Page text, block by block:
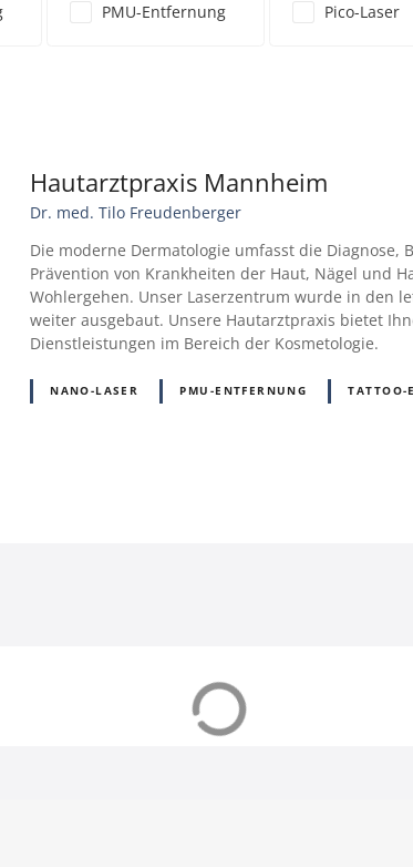
PMU-Entfernung Pico-Laser
Hautarztpraxis Mannheim
Dr. med. Tilo Freudenberger
Die moderne Dermatologie umfasst die Diagnose,
Prävention von Krankheiten der Haut, Nägel und
Wohlergehen. Unser Laserzentrum wurde in den
weiter ausgebaut. Unsere Hautarztpraxis bietet
Dienstleistungen im Bereich der Kosmetologie.
NANO-LASER PMU-ENTFERNUNG TATTOO-
Deutschland (D)